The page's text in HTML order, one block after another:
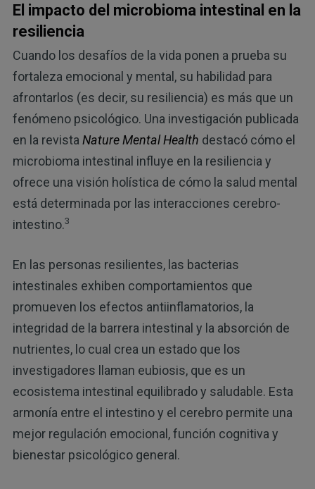
El impacto del microbioma intestinal en la
resiliencia
Cuando los desafíos de la vida ponen a prueba su
fortaleza emocional y mental, su habilidad para
afrontarlos (es decir, su resiliencia) es más que un
fenómeno psicológico. Una investigación publicada
en la revista Nature Mental Health destacó cómo el
microbioma intestinal influye en la resiliencia y
ofrece una visión holística de cómo la salud mental
está determinada por las interacciones cerebro-
intestino.3
En las personas resilientes, las bacterias
intestinales exhiben comportamientos que
promueven los efectos antiinflamatorios, la
integridad de la barrera intestinal y la absorción de
nutrientes, lo cual crea un estado que los
investigadores llaman eubiosis, que es un
ecosistema intestinal equilibrado y saludable. Esta
armonía entre el intestino y el cerebro permite una
mejor regulación emocional, función cognitiva y
bienestar psicológico general.